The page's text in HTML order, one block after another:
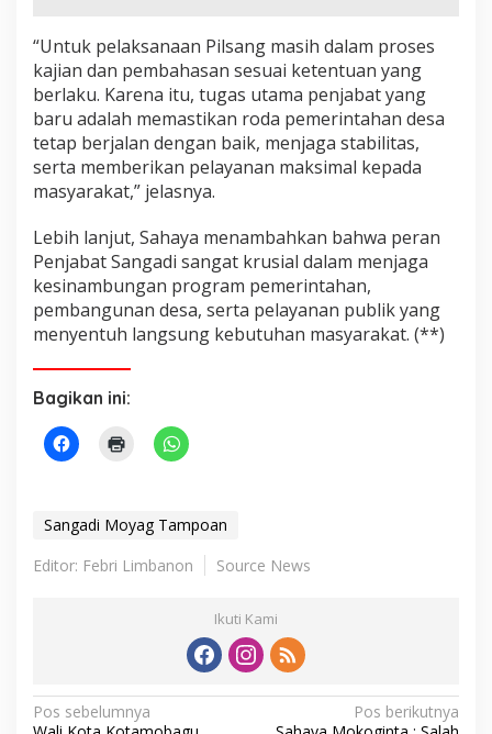
“Untuk pelaksanaan Pilsang masih dalam proses
kajian dan pembahasan sesuai ketentuan yang
berlaku. Karena itu, tugas utama penjabat yang
baru adalah memastikan roda pemerintahan desa
tetap berjalan dengan baik, menjaga stabilitas,
serta memberikan pelayanan maksimal kepada
masyarakat,” jelasnya.
Lebih lanjut, Sahaya menambahkan bahwa peran
Penjabat Sangadi sangat krusial dalam menjaga
kesinambungan program pemerintahan,
pembangunan desa, serta pelayanan publik yang
menyentuh langsung kebutuhan masyarakat. (**)
Bagikan ini:
Sangadi Moyag Tampoan
Editor: Febri Limbanon
Source News
Ikuti Kami
N
Pos sebelumnya
Pos berikutnya